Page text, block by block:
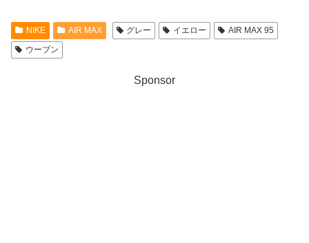
NIKE AIR MAX グレー イエロー
AIR MAX 95
ウーブン
Sponsor